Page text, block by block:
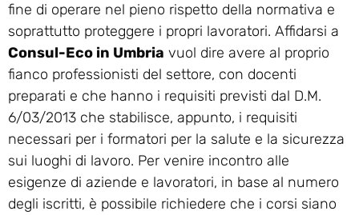
fine di operare nel pieno rispetto della normativa e
soprattutto proteggere i propri lavoratori. Affidarsi a
Consul-Eco in Umbria vuol dire avere al proprio
fianco professionisti del settore, con docenti
preparati e che hanno i requisiti previsti dal D.M.
6/03/2013 che stabilisce, appunto, i requisiti
necessari per i formatori per la salute e la sicurezza
sui luoghi di lavoro. Per venire incontro alle
esigenze di aziende e lavoratori, in base al numero
degli iscritti, è possibile richiedere che i corsi siano